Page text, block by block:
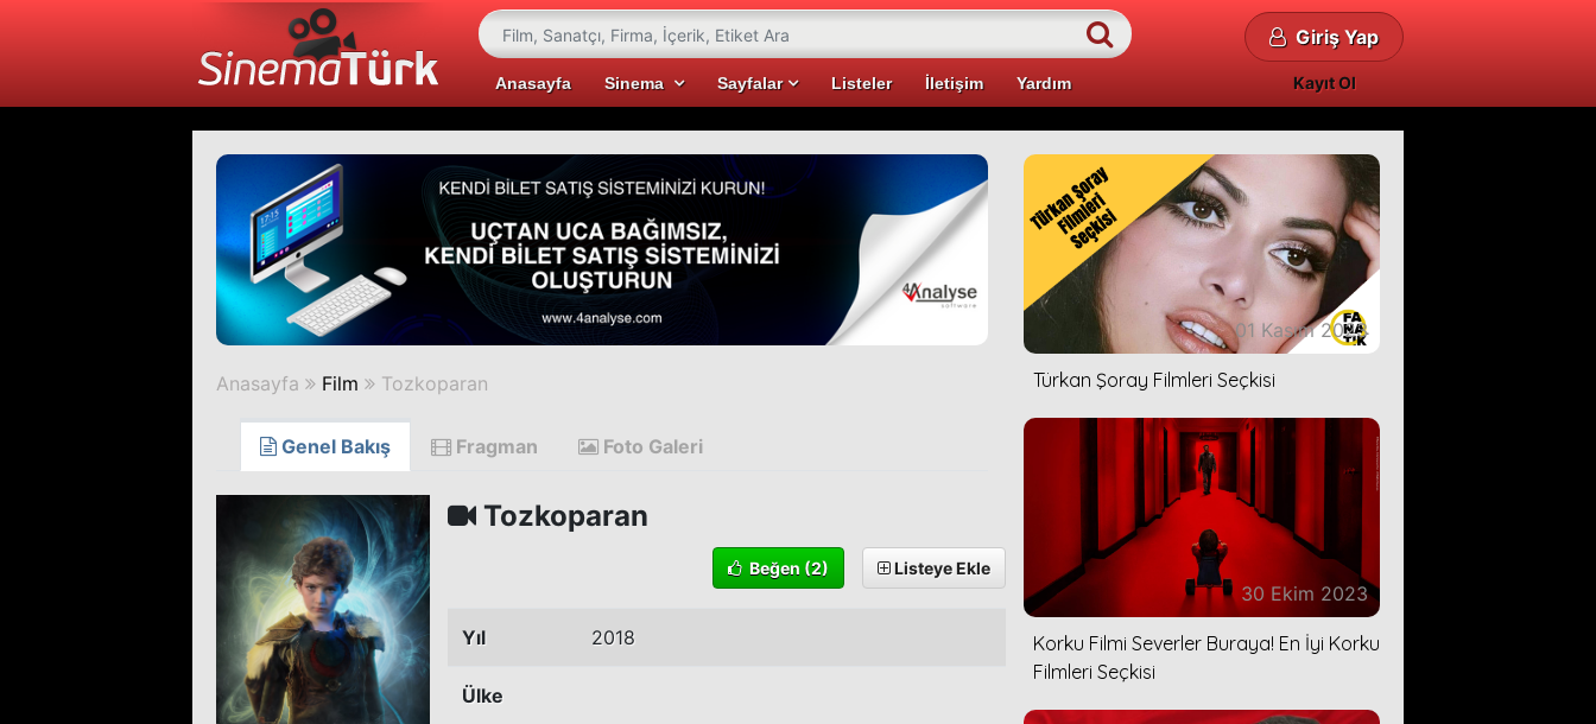
Anasayfa Sinema Sayfalar Listeler İletişim Yardım
Giriş Yap
Kayıt Ol
Anasayfa Film Tozkoparan
Genel Bakış Fragman Foto Galeri
Tozkoparan
Beğen (2) Listeye Ekle
Yıl 2018
Ülke
01 Kasım 2023
Türkan Şoray Filmleri Seçkisi
30 Ekim 2023
Korku Filmi Severler Buraya! En İyi Korku
Filmleri Seçkisi